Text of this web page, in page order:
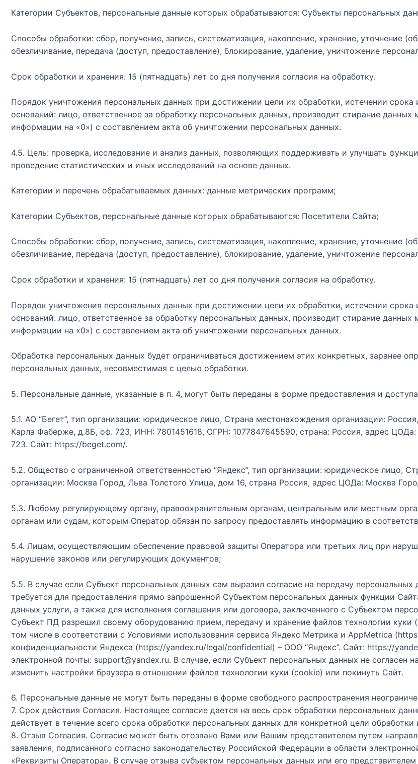
Категории Субъектов, персональные данные которых обрабатываются: Субъекты персональных
Способы обработки: сбор, получение, запись, систематизация, накопление, хранение, уточнение
обезличивание, передача (доступ, предоставление), блокирование, удаление, уничтожение
Срок обработки и хранения: 15 (пятнадцать) лет со дня получения согласия на обработку.
Порядок уничтожения персональных данных при достижении цели их обработки, истечении
оснований: лицо, ответственное за обработку персональных данных, производит стирание
информации на «0») с составлением акта об уничтожении персональных данных.
4.5. Цель: проверка, исследование и анализ данных, позволяющих поддерживать и улучшать
проведение статистических и иных исследований на основе данных.
Категории и перечень обрабатываемых данных: данные метрических программ;
Категории Субъектов, персональные данные которых обрабатываются: Посетители Сайта;
Способы обработки: сбор, получение, запись, систематизация, накопление, хранение, уточнение
обезличивание, передача (доступ, предоставление), блокирование, удаление, уничтожение
Срок обработки и хранения: 15 (пятнадцать) лет со дня получения согласия на обработку.
Порядок уничтожения персональных данных при достижении цели их обработки, истечении
оснований: лицо, ответственное за обработку персональных данных, производит стирание
информации на «0») с составлением акта об уничтожении персональных данных.
Обработка персональных данных будет ограничиваться достижением этих конкретных, заранее
персональных данных, несовместимая с целью обработки.
5. Персональные данные, указанные в п. 4, могут быть переданы в форме предоставления и
5.1. АО “Бегет”, тип организации: юридическое лицо, Страна местонахождения организации:
Карла Фаберже, д.8Б, оф. 723, ИНН: 7801451618, ОГРН: 1077847645590, страна: Россия, адрес
723. Сайт: https://beget.com/.
5.2. Общество с ограниченной ответственностью “Яндекс”, тип организации: юридическое лицо,
организации: Москва Город, Льва Толстого Улица, дом 16, страна Россия, адрес ЦОДа: Москва
5.3. Любому регулирующему органу, правоохранительным органам, центральным или местным
органам или судам, которым Оператор обязан по запросу предоставлять информацию в
5.4. Лицам, осуществляющим обеспечение правовой защиты Оператора или третьих лиц при
нарушение законов или регулирующих документов;
5.5. В случае если Субъект персональных данных сам выразил согласие на передачу
требуется для предоставления прямо запрошенной Субъектом персональных данных функции
данных услуги, а также для исполнения соглашения или договора, заключенного с Субъектом
Субъект ПД разрешил своему оборудованию прием, передачу и хранение файлов технологии
том числе в соответствии с Условиями использования сервиса Яндекс Метрика и AppMetrica
конфиденциальности Яндекса (https://yandex.ru/legal/confidential) – ООО “Яндекс”. Сайт: https://
электронной почты: support@yandex.ru. В случае, если Субъект персональных данных не согласен
изменить настройки браузера в отношении файлов технологии куки (cookie) или покинуть Сайт.
6. Персональные данные не могут быть переданы в форме свободного распространения
7. Срок действия Согласия. Настоящее согласие дается на весь срок обработки персональных
действует в течение всего срока обработки персональных данных для конкретной цели обработки
8. Отзыв Согласия. Согласие может быть отозвано Вами или Вашим представителем путем
заявления, подписанного согласно законодательству Российской Федерации в области
«Реквизиты Оператора». В случае отзыва субъектом персональных данных или его